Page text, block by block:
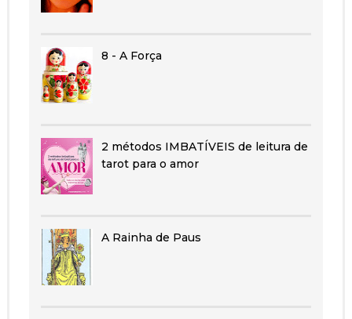
8 - A Força
2 métodos IMBATÍVEIS de leitura de
tarot para o amor
A Rainha de Paus